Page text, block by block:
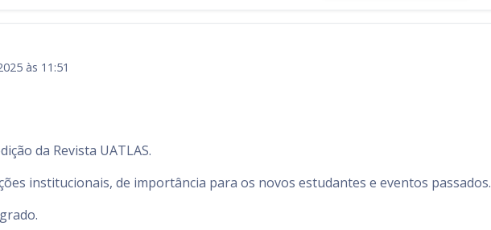
às 11:51
da Revista UATLAS.
institucionais, de importância para os novos estudantes e eventos passados.